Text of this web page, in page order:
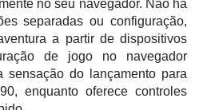
no seu navegador. Não há
separadas ou configuração,
a partir de dispositivos
de jogo no navegador
sensação do lançamento para
enquanto oferece controles